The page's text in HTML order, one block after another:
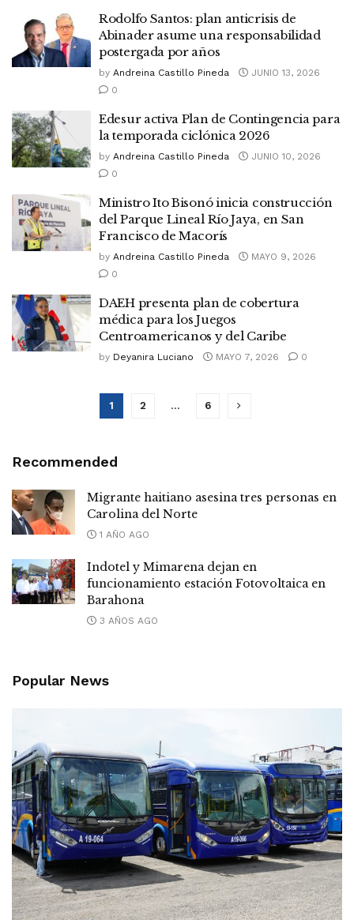
Rodolfo Santos: plan anticrisis de
Abinader asume una responsabilidad
postergada por años
by Andreina Castillo Pineda
JUNIO 13, 2026
0
Edesur activa Plan de Contingencia para
la temporada ciclónica 2026
by Andreina Castillo Pineda
JUNIO 10, 2026
0
Ministro Ito Bisonó inicia construcción
del Parque Lineal Río Jaya, en San
Francisco de Macorís
by Andreina Castillo Pineda
MAYO 9, 2026
0
DAEH presenta plan de cobertura
médica para los Juegos
Centroamericanos y del Caribe
by Deyanira Luciano MAYO 7, 2026 0
1 2 … 6
Recommended
Migrante haitiano asesina tres personas en
Carolina del Norte
1 AÑO AGO
Indotel y Mimarena dejan en
funcionamiento estación Fotovoltaica en
Barahona
3 AÑOS AGO
Popular News